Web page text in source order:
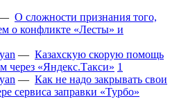
О сложности признания того,
о конфликте «Лесты» и
— Казахскую скорую помощь
через «Яндекс.Такси» 1
— Как не надо закрывать свои
сервиса заправки «Турбо»